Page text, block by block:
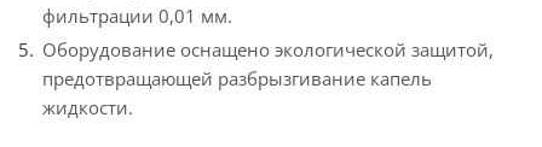
фильтрации 0,01 мм.
Оборудование оснащено экологической защитой,
предотвращающей разбрызгивание капель
жидкости.